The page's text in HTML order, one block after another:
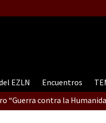
EZLN Encuentros
“Guerra contra la